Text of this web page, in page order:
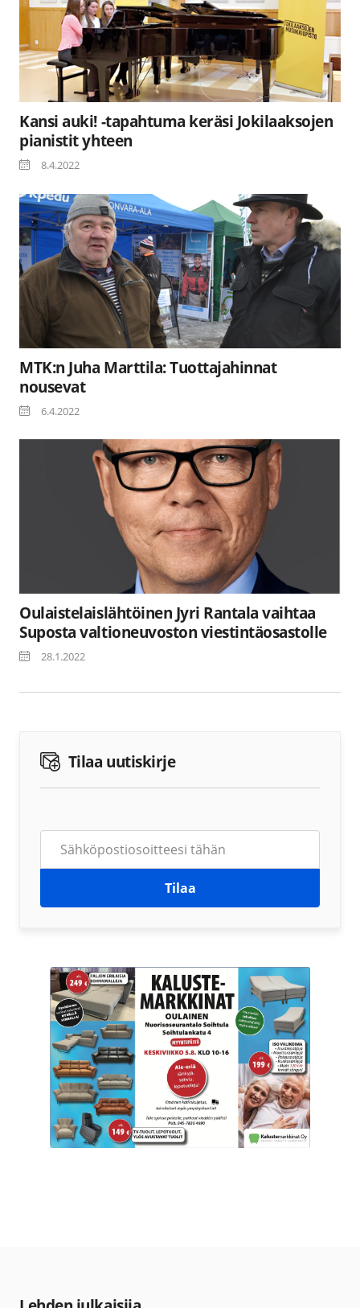
Kansi auki! -tapahtuma keräsi Jokilaaksojen
pianistit yhteen
8.4.2022
MTK:n Juha Marttila: Tuottajahinnat
nousevat
6.4.2022
Oulaistelaislähtöinen Jyri Rantala vaihtaa
Suposta valtioneuvoston viestintäosastolle
28.1.2022
Tilaa uutiskirje
Tilaa